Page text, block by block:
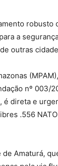
robusto
a
outras
nº 003/
direta e
.556
Amaturá,